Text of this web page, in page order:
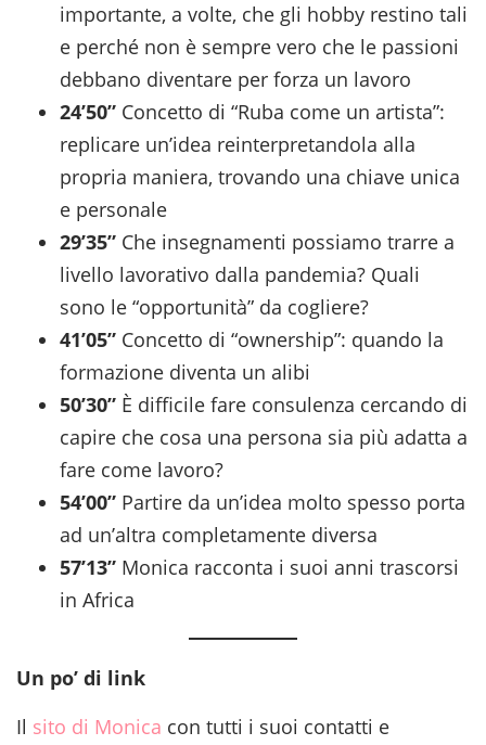
importante, a volte, che gli hobby restino tali
e perché non è sempre vero che le passioni
debbano diventare per forza un lavoro
24’50” Concetto di “Ruba come un artista”:
replicare un’idea reinterpretandola alla
propria maniera, trovando una chiave unica
e personale
29’35” Che insegnamenti possiamo trarre a
livello lavorativo dalla pandemia? Quali
sono le “opportunità” da cogliere?
41’05” Concetto di “ownership”: quando la
formazione diventa un alibi
50’30” È difficile fare consulenza cercando di
capire che cosa una persona sia più adatta a
fare come lavoro?
54’00” Partire da un’idea molto spesso porta
ad un’altra completamente diversa
57’13” Monica racconta i suoi anni trascorsi
in Africa
Un po’ di link
Il sito di Monica con tutti i suoi contatti e